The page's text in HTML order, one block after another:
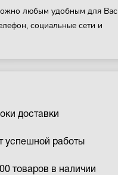
любым удобным для Вас
социальные сети и
доставки
успешной работы
товаров в наличии